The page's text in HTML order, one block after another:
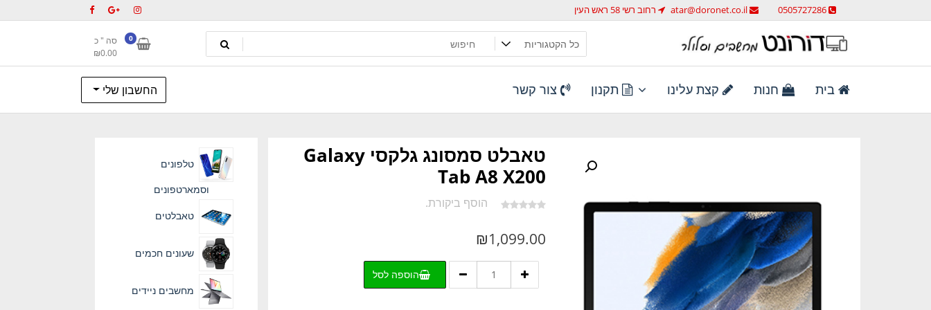
לתוכן
0505727286
atar@doronet.co.il רחוב רשי 58 ראש העין
דורונט מחשבים וסלולר
מחשבים וסלולר
0
סה " כ
₪0.00
בית חנות קצת עלינו תקנון צור קשר החשבון שלי
טאבלט סמסונג גלקסי Galaxy
Tab A8 X200
הוסף ביקורת.
₪1,099.00
הוספה לסל
טלפונים
וסמארטפונים
טאבלטים
שעונים חכמים
מחשבים ניידים